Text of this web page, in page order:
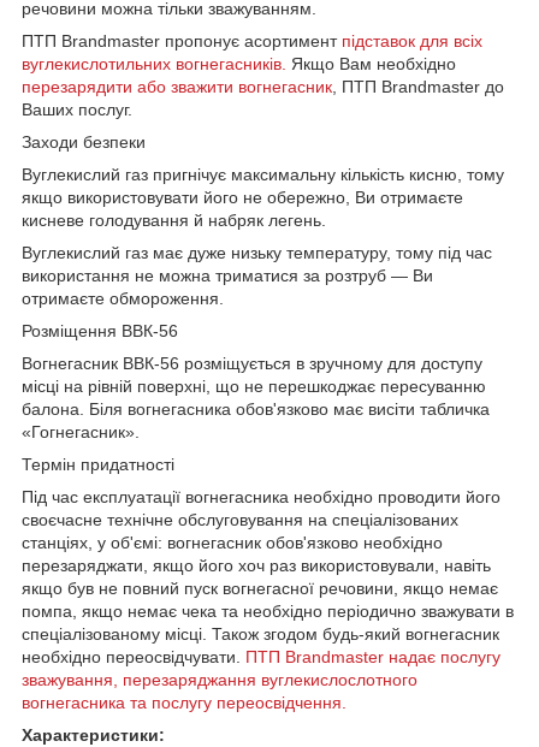
речовини можна тільки зважуванням.
ПТП Brandmaster пропонує асортимент підставок для всіх
вуглекислотильних вогнегасників. Якщо Вам необхідно
перезарядити або зважити вогнегасник, ПТП Brandmaster до
Ваших послуг.
Заходи безпеки
Вуглекислий газ пригнічує максимальну кількість кисню, тому
якщо використовувати його не обережно, Ви отримаєте
кисневе голодування й набряк легень.
Вуглекислий газ має дуже низьку температуру, тому під час
використання не можна триматися за розтруб — Ви
отримаєте обмороження.
Розміщення ВВК-56
Вогнегасник ВВК-56 розміщується в зручному для доступу
місці на рівній поверхні, що не перешкоджає пересуванню
балона. Біля вогнегасника обов'язково має висіти табличка
«Гогнегасник».
Термін придатності
Під час експлуатації вогнегасника необхідно проводити його
своєчасне технічне обслуговування на спеціалізованих
станціях, у об'ємі: вогнегасник обов'язково необхідно
перезаряджати, якщо його хоч раз використовували, навіть
якщо був не повний пуск вогнегасної речовини, якщо немає
помпа, якщо немає чека та необхідно періодично зважувати в
спеціалізованому місці. Також згодом будь-який вогнегасник
необхідно переосвідчувати. ПТП Brandmaster надає послугу
зважування, перезаряджання вуглекислослотного
вогнегасника та послугу переосвідчення.
Характеристики: